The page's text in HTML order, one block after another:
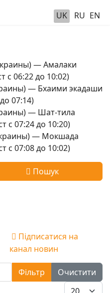
UK RU EN
— Амалаки
с 06:22 до 10:02)
— Бхаими экадаши
07:14)
— Шат-тила
с 07:24 до 10:20)
— Мокшада
с 07:08 до 10:02)
Пошук
Підписатися на
канал новин
Фільтр
Очистити
Показувати